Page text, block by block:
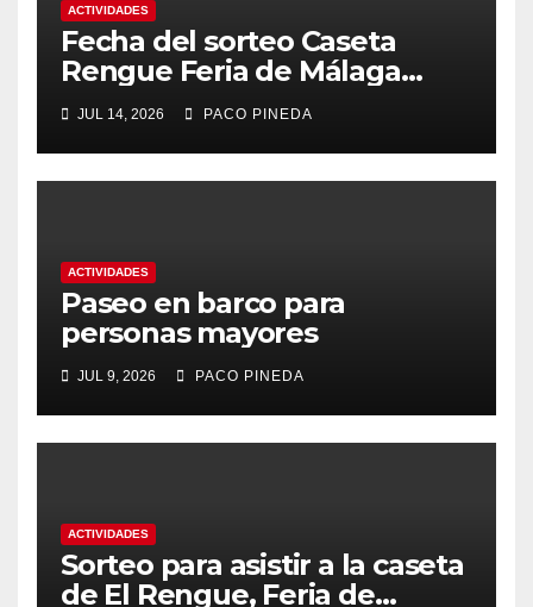
ACTIVIDADES
Fecha del sorteo Caseta
Rengue Feria de Málaga
2026
JUL 14, 2026 PACO PINEDA
ACTIVIDADES
Paseo en barco para
personas mayores
JUL 9, 2026 PACO PINEDA
ACTIVIDADES
Sorteo para asistir a la caseta
de El Rengue, Feria de